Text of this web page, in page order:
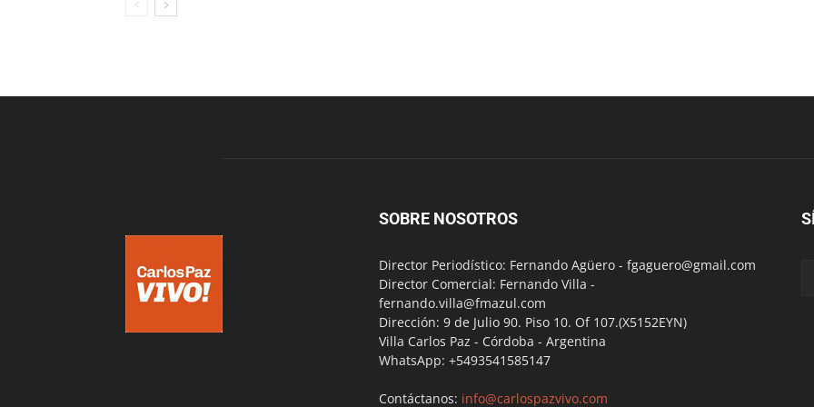
SOBRE NOSOTROS
Director Periodístico: Fernando Agüero - fgaguero@gmail.com
Director Comercial: Fernando Villa -
fernando.villa@fmazul.com
Dirección: 9 de Julio 90. Piso 10. Of 107.(X5152EYN)
Villa Carlos Paz - Córdoba - Argentina
WhatsApp: +5493541585147
Contáctanos: info@carlospazvivo.com